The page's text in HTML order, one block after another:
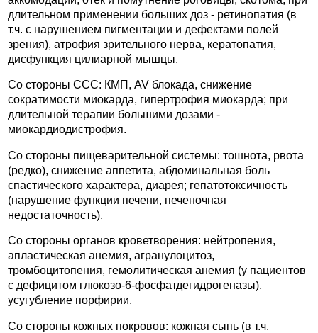
длительном применении больших доз - ретинопатия (в
т.ч. с нарушением пигментации и дефектами полей
зрения), атрофия зрительного нерва, кератопатия,
дисфункция цилиарной мышцы.
Со стороны ССС: КМП, AV блокада, снижение
сократимости миокарда, гипертрофия миокарда; при
длительной терапии большими дозами -
миокардиодистрофия.
Со стороны пищеварительной системы: тошнота, рвота
(редко), снижение аппетита, абдоминальная боль
спастического характера, диарея; гепатотоксичность
(нарушение функции печени, печеночная
недостаточность).
Со стороны органов кроветворения: нейтропения,
апластическая анемия, агранулоцитоз,
тромбоцитопения, гемолитическая анемия (у пациентов
с дефицитом глюкозо-6-фосфатдегидрогеназы),
усугубление порфирии.
Со стороны кожных покровов: кожная сыпь (в т.ч.